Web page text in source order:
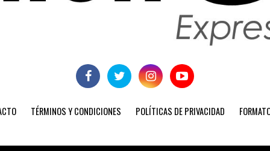
TÉRMINOS Y CONDICIONES POLÍTICAS DE PRIVACIDAD